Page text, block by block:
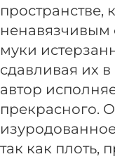
пространстве,
муки
сдавливая их
автор
прекрасного.
так как плоть,